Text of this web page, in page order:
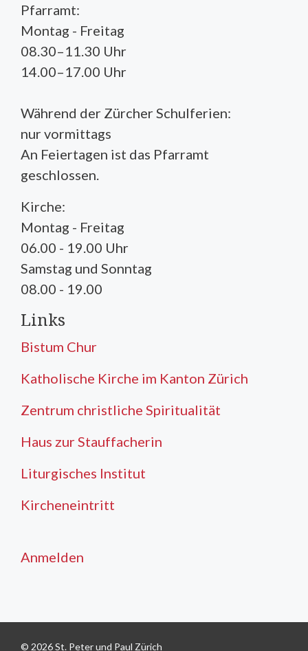
Pfarramt:
Montag - Freitag
08.30–11.30 Uhr
14.00–17.00 Uhr
Während der Zürcher Schulferien:
nur vormittags
An Feiertagen ist das Pfarramt
geschlossen.
Kirche:
Montag - Freitag
06.00 - 19.00 Uhr
Samstag und Sonntag
08.00 - 19.00
Links
Bistum Chur
Katholische Kirche im Kanton Zürich
Zentrum christliche Spiritualität
Haus zur Stauffacherin
Liturgisches Institut
Kircheneintritt
Anmelden
© 2026 St. Peter und Paul Zürich